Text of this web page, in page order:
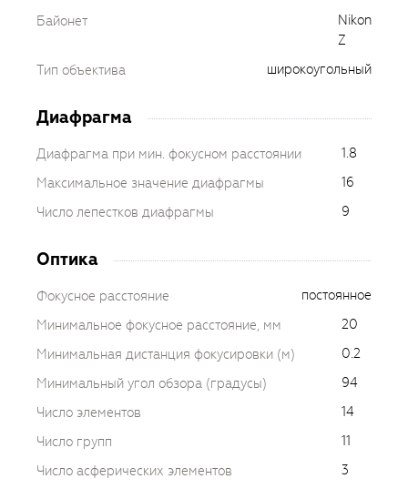
Байонет
Nikon
Z
Тип объектива
широкоугольный
Диафрагма
Диафрагма при мин. фокусном расстоянии
1.8
Максимальное значение диафрагмы
16
Число лепестков диафрагмы
9
Оптика
Фокусное расстояние
постоянное
Минимальное фокусное расстояние, мм
20
Минимальная дистанция фокусировки (м)
0.2
Минимальный угол обзора (градусы)
94
Число элементов
14
Число групп
11
Число асферических элементов
3